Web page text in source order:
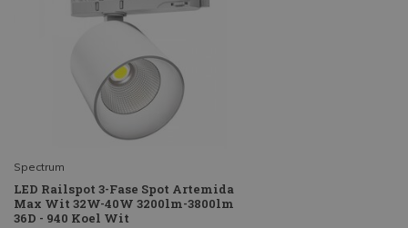
Spectrum
LED Railspot 3-Fase Spot Artemida
Max Wit 32W-40W 3200lm-3800lm
36D - 940 Koel Wit